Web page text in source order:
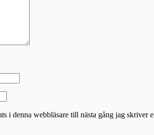
i denna webbläsare till nästa gång jag skriver